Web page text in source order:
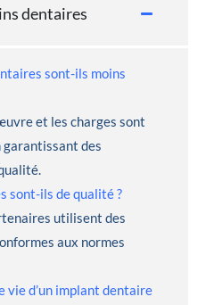
dentaires
sont-ils moins
et les charges sont
garantissant des
sont-ils de qualité ?
utilisent des
aux normes
vie d’un implant dentaire